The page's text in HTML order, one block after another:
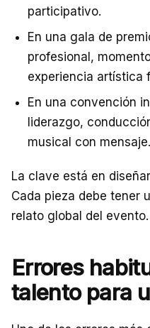
participativo.
En una gala de
profesional,
experiencia artística
En una convención
liderazgo,
musical con mensaje.
La clave está en
Cada pieza debe tener
relato global del evento.
Errores
talento para